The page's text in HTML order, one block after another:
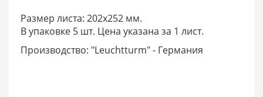
Размер листа: 202х252 мм.
В упаковке 5 шт. Цена указана за 1 лист.
Производство: "Leuchtturm" - Германия